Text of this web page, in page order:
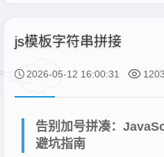
js模板字符串拼接
2026-05-12 16:00:31
告别加号拼凑：
避坑指南